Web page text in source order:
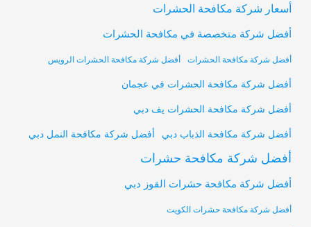
أسعار شركة مكافحة الحشرات
أفضل شركة متخصصة في مكافحة الحشرات
أفضل شركة مكافحة الحشرات أفضل شركة مكافحة الحشرات الرويس
أفضل شركة مكافحة الحشرات في عجمان
أفضل شركة مكافحة الحشرات يف دبي
أفضل شركة مكافحة الذباب دبي أفضل شركة مكافحة النمل دبي
أفضل شركة مكافحة حشرات
أفضل شركة مكافحة حشرات القوز دبي
أفضل شركة مكافحة حشرات الكويت